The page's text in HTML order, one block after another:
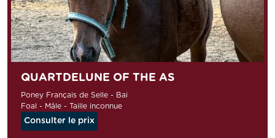
QUARTDELUNE OF THE AS
Poney Français de Selle - Bai
Foal - Mâle - Taille inconnue
Consulter le prix